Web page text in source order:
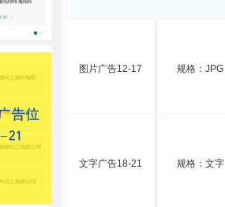
图片广告12-17 规格：JPG
文字广告18-21 规格：文字